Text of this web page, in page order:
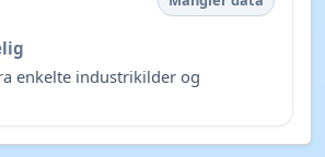
enkelte industrikilder og